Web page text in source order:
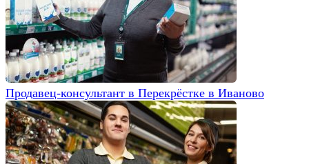
Продавец-консультант в Перекрёстке в Иваново